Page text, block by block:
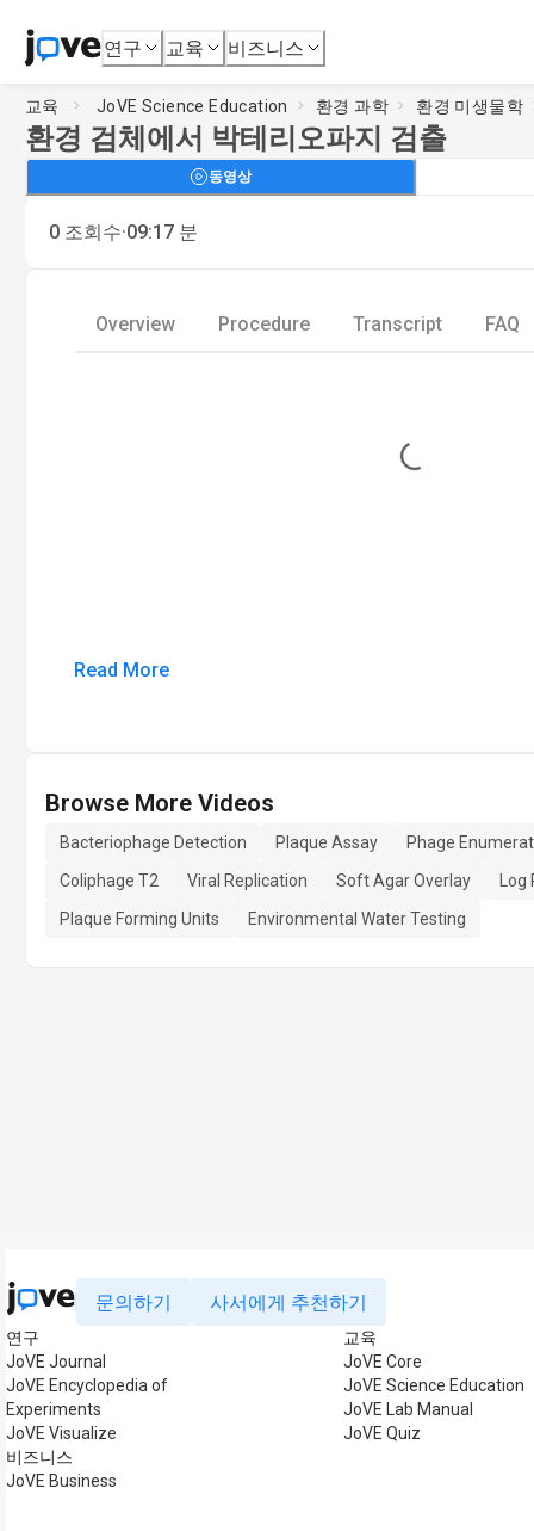
연구 교육 비즈니스
교육 JoVE Science Education 환경 과학 환경 미생물학
환경 검체에서 박테리오파지 검출
동영상
0 조회수·09:17 분
Overview Procedure Transcript FAQ
Loading...
Read More
Browse More Videos
Bacteriophage Detection Plaque Assay
Phage
Coliphage T2
Viral Replication Soft Agar Overlay
Plaque Forming Units
Environmental Water Testing
문의하기 사서에게 추천하기
연구
JoVE Journal
JoVE Encyclopedia of
Experiments
JoVE Visualize
비즈니스
JoVE Business
교육
JoVE Core
JoVE Science Education
JoVE Lab Manual
JoVE Quiz